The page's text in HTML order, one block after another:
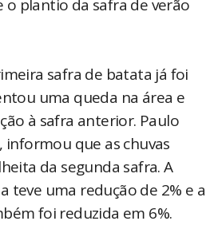
o plantio da safra de verão
safra de batata já foi
uma queda na área e
à safra anterior. Paulo
informou que as chuvas
da segunda safra. A
teve uma redução de 2% e a
foi reduzida em 6%.